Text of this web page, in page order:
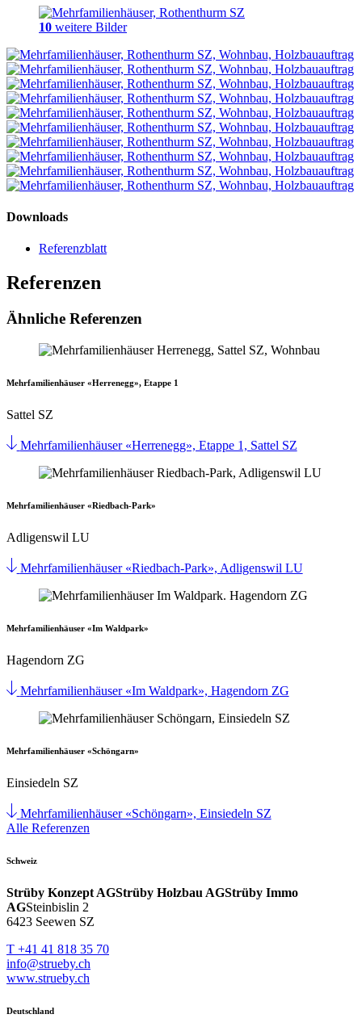
10 weitere Bilder
Downloads
Referenzblatt
Referenzen
Ähnliche Referenzen
Mehrfamilienhäuser «Herrenegg», Etappe 1
Sattel SZ
Mehrfamilienhäuser «Herrenegg», Etappe 1, Sattel SZ
Mehrfamilienhäuser «Riedbach-Park»
Adligenswil LU
Mehrfamilienhäuser «Riedbach-Park», Adligenswil LU
Mehrfamilienhäuser «Im Waldpark»
Hagendorn ZG
Mehrfamilienhäuser «Im Waldpark», Hagendorn ZG
Mehrfamilienhäuser «Schöngarn»
Einsiedeln SZ
Mehrfamilienhäuser «Schöngarn», Einsiedeln SZ
Alle Referenzen
Schweiz
Strüby Konzept AGStrüby Holzbau AGStrüby Immo
AGSteinbislin 2
6423 Seewen SZ
T +41 41 818 35 70
info@strueby.ch
www.strueby.ch
Deutschland